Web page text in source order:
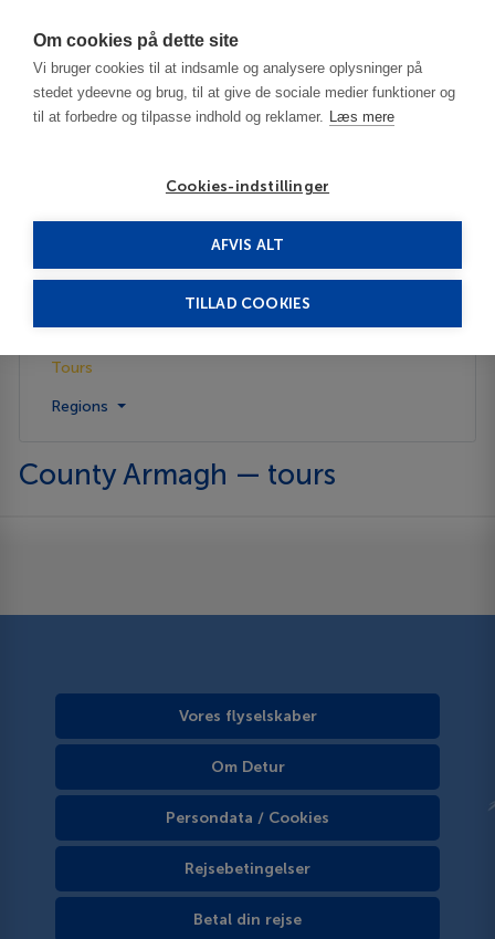
Om cookies på dette site
Vi bruger cookies til at indsamle og analysere oplysninger på
stedet ydeevne og brug, til at give de sociale medier funktioner og
til at forbedre og tilpasse indhold og reklamer. Læs mere
Cookies-indstillinger
AFVIS ALT
TILLAD COOKIES
County Armagh
Description
Tours
Regions
County Armagh — tours
Vores flyselskaber
Om Detur
Persondata / Cookies
Rejsebetingelser
Betal din rejse